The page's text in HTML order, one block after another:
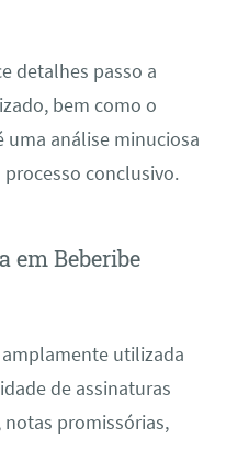
detalhes passo a
bem como o
uma análise minuciosa
conclusivo.
em Beberibe
utilizada
de assinaturas
promissórias,